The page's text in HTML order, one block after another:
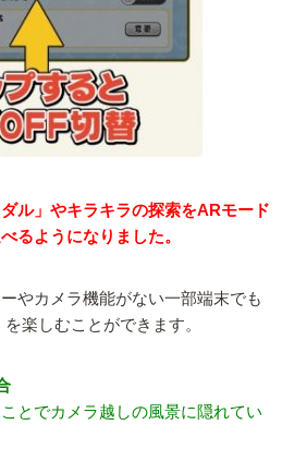
ル」やキラキラの探索をARモード
るようになりました。
やカメラ機能がない一部端末でも
楽しむことができます。
とでカメラ越しの風景に隠れてい